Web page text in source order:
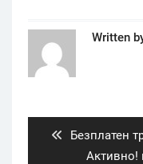
Written
Previous
post:
Безплатен
Активно!